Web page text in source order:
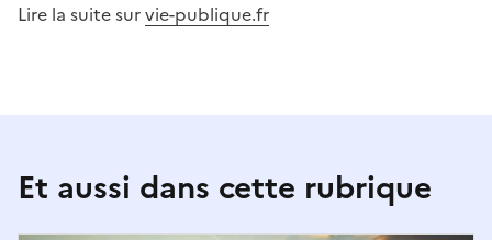
Lire la suite survie-publique.fr
Et aussi dans cette rubrique